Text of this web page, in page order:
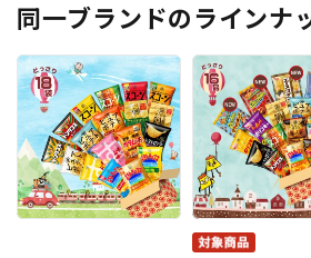
同一ブランドのラインナ